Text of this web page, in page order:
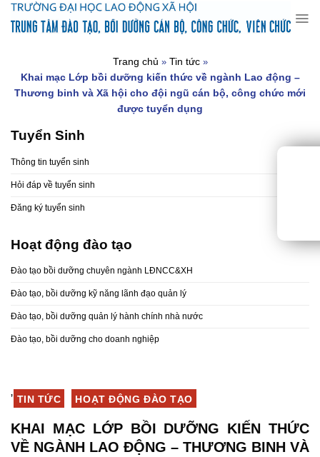
Chuyển
đến
Trang chủ » Tin tức»
Khai mạc Lớp bồi dưỡng kiến thức về ngành Lao động –
Thương binh và Xã hội cho đội ngũ cán bộ, công chức mới
được tuyển dụng
Tuyển Sinh
Thông tin tuyển sinh
Hỏi đáp về tuyển sinh
Đăng ký tuyển sinh
Hoạt động đào tạo
Đào tạo bồi dưỡng chuyên ngành LĐNCC&XH
Đào tạo, bồi dưỡng kỹ năng lãnh đạo quản lý
Đào tạo, bồi dưỡng quản lý hành chính nhà nước
Đào tạo, bồi dưỡng cho doanh nghiệp
HOẠT ĐỘNG ĐÀO TẠO
,
TIN TỨC
KHAI MẠC LỚP BỒI DƯỠNG KIẾN THỨC
VỀ NGÀNH LAO ĐỘNG – THƯƠNG BINH VÀ